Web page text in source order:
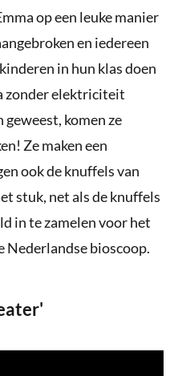
op een leuke manier
en iedereen
in hun klas doen
zonder elektriciteit
komen ze
Ze maken een
ook de knuffels van
stuk, net als de knuffels
in te zamelen voor het
Nederlandse bioscoop.